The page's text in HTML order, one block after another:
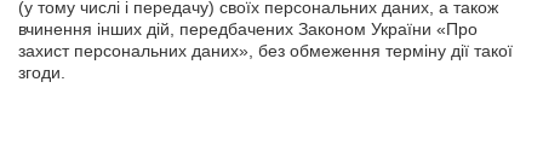
(у тому числі і передачу) своїх персональних даних, а також
вчинення інших дій, передбачених Законом України «Про
захист персональних даних», без обмеження терміну дії такої
згоди.